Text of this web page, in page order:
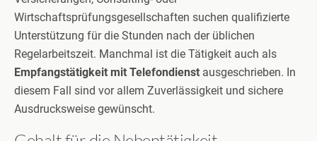
Wirtschaftsprüfungsgesellschaften suchen qualifizierte
Unterstützung für die Stunden nach der üblichen
Regelarbeitszeit. Manchmal ist die Tätigkeit auch als
Empfangstätigkeit mit Telefondienst ausgeschrieben. In
diesem Fall sind vor allem Zuverlässigkeit und sichere
Ausdrucksweise gewünscht.